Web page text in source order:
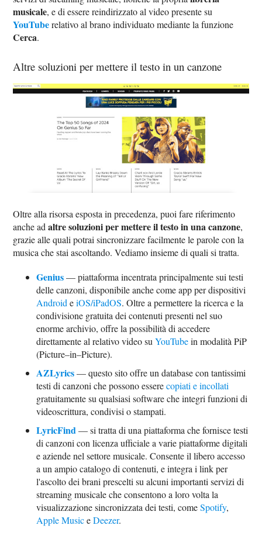
musicale, e di essere reindirizzato al video presente su
YouTuberelativo al brano individuato mediante la funzione
Cerca.
Altre soluzioni per mettere il testo in un canzone
Oltre alla risorsa esposta in precedenza, puoi fare riferimento
anche adaltre soluzioni per mettere il testo in una canzone,
grazie alle quali potrai sincronizzare facilmente le parole con la
musica che stai ascoltando. Vediamo insieme di quali si tratta.
Genius— piattaforma incentrata principalmente sui testi
delle canzoni, disponibile anche come app per dispositivi
AndroideiOS/iPadOS. Oltre a permettere la ricerca e la
condivisione gratuita dei contenuti presenti nel suo
enorme archivio, offre la possibilità di accedere
direttamente al relativo video suYouTubein modalità PiP
(Picture–in–Picture).
AZLyrics— questo sito offre un database con tantissimi
testi di canzoni che possono esserecopiati e incollati
gratuitamente su qualsiasi software che integri funzioni di
videoscrittura, condivisi o stampati.
LyricFind— si tratta di una piattaforma che fornisce testi
di canzoni con licenza ufficiale a varie piattaforme digitali
e aziende nel settore musicale. Consente il libero accesso
a un ampio catalogo di contenuti, e integra i link per
l'ascolto dei brani prescelti su alcuni importanti servizi di
streaming musicale che consentono a loro volta la
visualizzazione sincronizzata dei testi, comeSpotify,
Apple MusiceDeezer.